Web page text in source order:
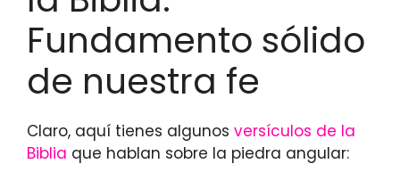
Fundamento sólido
de nuestra fe
Claro, aquí tienes algunos versículos de la
Biblia que hablan sobre la piedra angular: